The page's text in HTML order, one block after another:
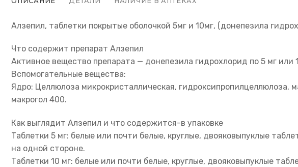
Алзепил, таблетки покрытые оболочкой 5мг и 10мг, (донепезила
Что содержит препарат Алзепил
Активное вещество препарата — донепезила гидрохлорид по 5 мг или
Вспомогательные вещества:
Ядро: Целлюлоза микрокристаллическая, гидроксипропилцеллюлоза,
макрогол 400.
Как выглядит Алзепил и что содержится-в упаковке
Таблетки 5 мг: белые или почти белые, круглые, двояковыпуклые
на одной стороне.
Таблетки 10 мг: белые или почти белые, круглые, двояковыпуклые